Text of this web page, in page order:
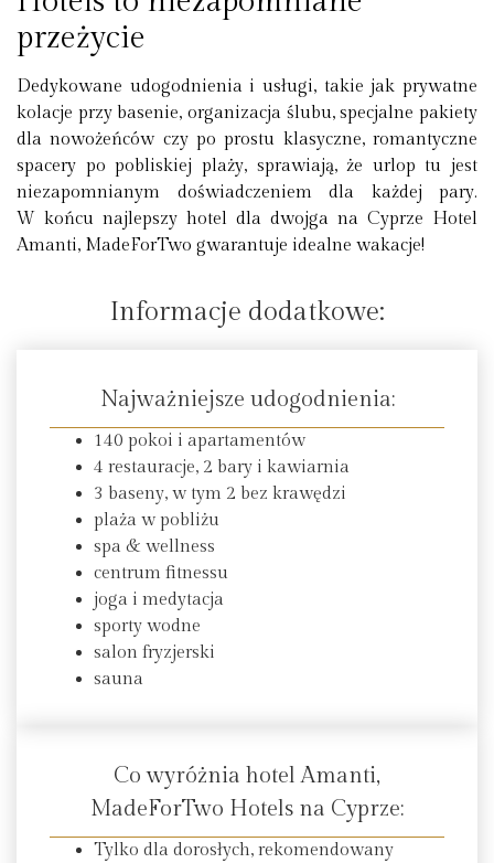
przeżycie
Dedykowane udogodnienia i usługi, takie jak prywatne
kolacje przy basenie, organizacja ślubu, specjalne pakiety
dla nowożeńców czy po prostu klasyczne, romantyczne
spacery po pobliskiej plaży, sprawiają, że urlop tu jest
niezapomnianym doświadczeniem dla każdej pary.
W końcu najlepszy hotel dla dwojga na Cyprze Hotel
Amanti, MadeForTwo gwarantuje idealne wakacje!
Informacje dodatkowe:
Najważniejsze udogodnienia:
140 pokoi i apartamentów
4 restauracje, 2 bary i kawiarnia
3 baseny, w tym 2 bez krawędzi
plaża w pobliżu
spa & wellness
centrum fitnessu
joga i medytacja
sporty wodne
salon fryzjerski
sauna
Co wyróżnia hotel Amanti,
MadeForTwo Hotels na Cyprze:
Tylko dla dorosłych, rekomendowany